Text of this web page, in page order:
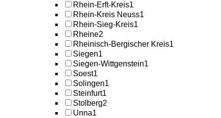
Rhein-Erft-Kreis1
Rhein-Kreis Neuss1
Rhein-Sieg-Kreis1
Rheine2
Rheinisch-Bergischer Kreis1
Siegen1
Siegen-Wittgenstein1
Soest1
Solingen1
Steinfurt1
Stolberg2
Unna1